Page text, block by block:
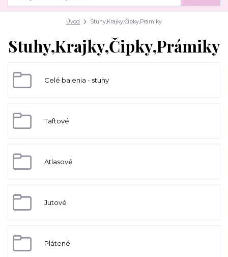
Úvod Stuhy,Krajky,Čipky,Prámiky
Stuhy,Krajky,Čipky,Prámiky
Celé balenia - stuhy
Taftové
Atlasové
Jutové
Plátené